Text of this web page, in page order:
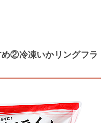
②冷凍いかリングフラ